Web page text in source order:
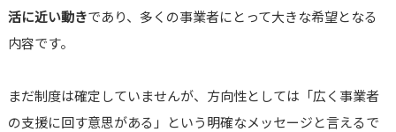
活に近い動きであり、多くの事業者にとって大きな希望となる
内容です。
まだ制度は確定していませんが、方向性としては「広く事業者
の支援に回す意思がある」という明確なメッセージと言えるで